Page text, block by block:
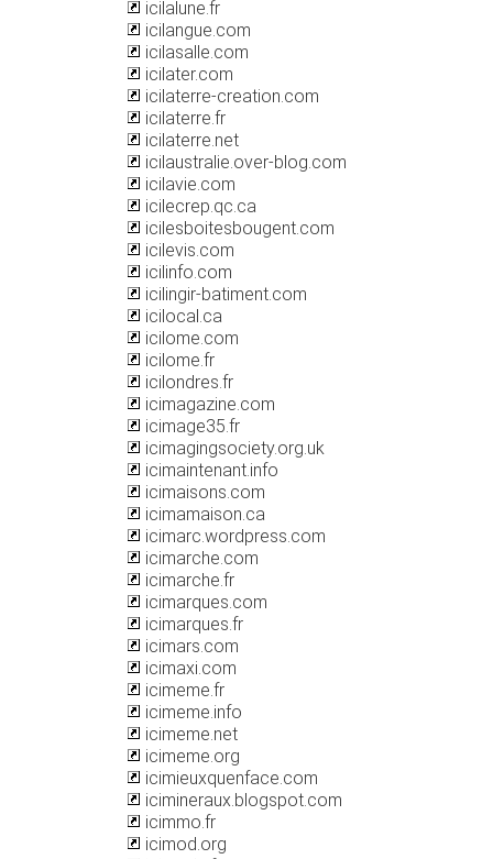
icilalune.fr
icilangue.com
icilasalle.com
icilater.com
icilaterre-creation.com
icilaterre.fr
icilaterre.net
icilaustralie.over-blog.com
icilavie.com
icilecrep.qc.ca
icilesboitesbougent.com
icilevis.com
icilinfo.com
icilingir-batiment.com
icilocal.ca
icilome.com
icilome.fr
icilondres.fr
icimagazine.com
icimage35.fr
icimagingsociety.org.uk
icimaintenant.info
icimaisons.com
icimamaison.ca
icimarc.wordpress.com
icimarche.com
icimarche.fr
icimarques.com
icimarques.fr
icimars.com
icimaxi.com
icimeme.fr
icimeme.info
icimeme.net
icimeme.org
icimieuxquenface.com
icimineraux.blogspot.com
icimmo.fr
icimod.org